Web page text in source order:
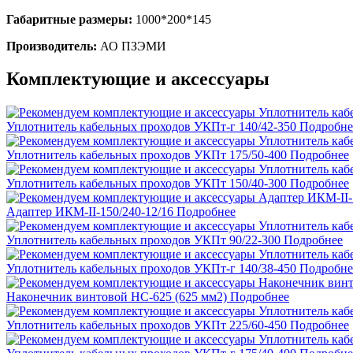
Габаритные размеры: 1000*200*145
Производитель: АО ПЗЭМИ
Комплектующие и аксессуары
Уплотнитель кабельных проходов УКПт-г 140/42-350
Уплотнитель кабельных проходов УКПт 175/50-400 Подробнее
Уплотнитель кабельных проходов УКПт 150/40-300 Подробнее
Адаптер ИКМ-II-150/240-12/16 Подробнее
Уплотнитель кабельных проходов УКПт 90/22-300 Подробнее
Уплотнитель кабельных проходов УКПт-г 140/38-450
Наконечник винтовой НС-625 (625 мм2) Подробнее
Уплотнитель кабельных проходов УКПт 225/60-450 Подробнее